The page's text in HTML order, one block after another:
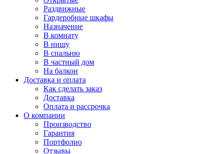
Раздвижные
Гардеробные шкафы
Назначение
В комнату
В нишу
В спальню
В частный дом
На балкон
Доставка и оплата
Как сделать заказ
Доставка
Оплата и рассрочка
О компании
Производство
Гарантия
Портфолио
Отзывы